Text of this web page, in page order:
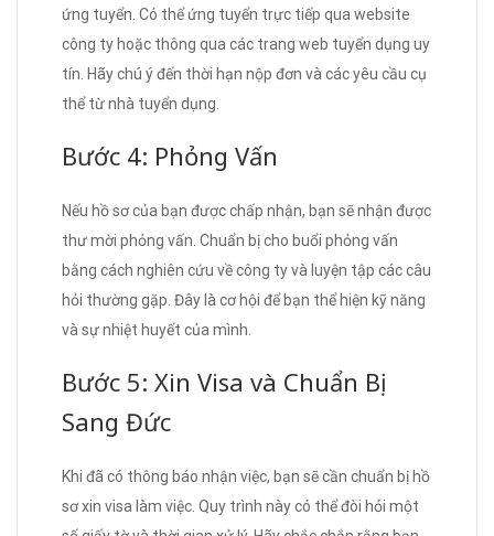
ứng tuyển. Có thể ứng tuyển trực tiếp qua website
công ty hoặc thông qua các trang web tuyển dụng uy
tín. Hãy chú ý đến thời hạn nộp đơn và các yêu cầu cụ
thể từ nhà tuyển dụng.
Bước 4: Phỏng Vấn
Nếu hồ sơ của bạn được chấp nhận, bạn sẽ nhận được
thư mời phỏng vấn. Chuẩn bị cho buổi phỏng vấn
bằng cách nghiên cứu về công ty và luyện tập các câu
hỏi thường gặp. Đây là cơ hội để bạn thể hiện kỹ năng
và sự nhiệt huyết của mình.
Bước 5: Xin Visa và Chuẩn Bị
Sang Đức
Khi đã có thông báo nhận việc, bạn sẽ cần chuẩn bị hồ
sơ xin visa làm việc. Quy trình này có thể đòi hỏi một